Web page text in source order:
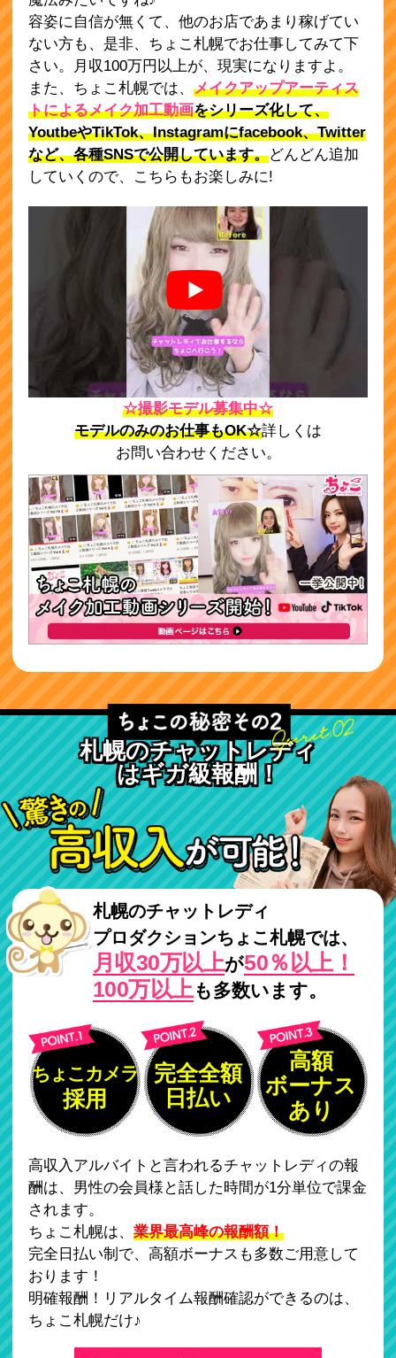
容姿に自信が無くて、他のお店であまり稼げてい
ない方も、是非、ちょこ札幌でお仕事してみて下
さい。月収100万円以上が、現実になりますよ。
また、ちょこ札幌では、メイクアップアーティス
トによるメイク加工動画をシリーズ化して、
YoutbeやTikTok、Instagramにfacebook、Twitter
など、各種SNSで公開しています。どんどん追加
していくので、こちらもお楽しみに!
☆撮影モデル募集中☆
モデルのみのお仕事もOK☆詳しくは
お問い合わせください。
札幌のチャットレディ
はギガ級報酬！
札幌のチャットレディ
プロダクションちょこ札幌では、
月収30万以上が50％以上！
100万以上も多数います。
ちょこカメラ
採用
完全全額
日払い
高額
ボーナス
あり
高収入アルバイトと言われるチャットレディの報
酬は、男性の会員様と話した時間が1分単位で課金
されます。
ちょこ札幌は、業界最高峰の報酬額！
完全日払い制で、高額ボーナスも多数ご用意して
おります！
明確報酬！リアルタイム報酬確認ができるのは、
ちょこ札幌だけ♪